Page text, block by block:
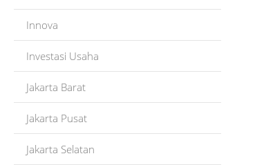
Innova
Investasi Usaha
Jakarta Barat
Jakarta Pusat
Jakarta Selatan